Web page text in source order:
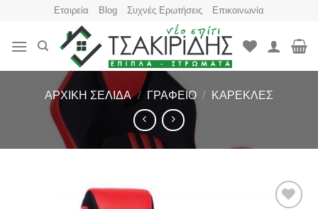
content
Εταιρεία Blog Συχνές Ερωτήσεις Επικοινωνία
ΑΡΧΙΚΉ ΣΕΛΊΔΑ / ΓΡΑΦΕΊΟ / ΚΑΡΈΚΛΕΣ